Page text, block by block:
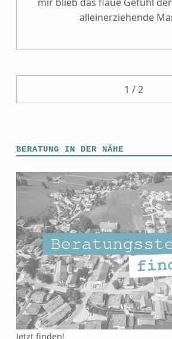
alleinerziehende
BERATUNG IN DER NÄHE
Jetzt finden!